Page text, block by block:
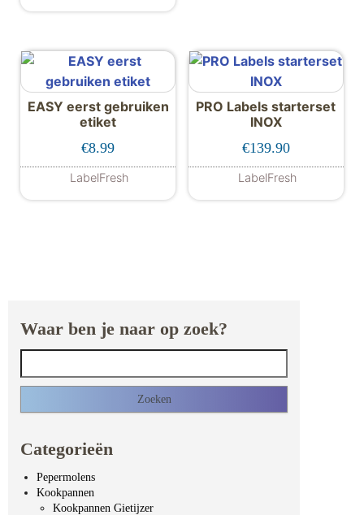
EASY eerst gebruiken
etiket
€8.99
LabelFresh
PRO Labels starterset
INOX
€139.90
LabelFresh
Waar ben je naar op zoek?
Categorieën
Pepermolens
Kookpannen
Kookpannen Gietijzer